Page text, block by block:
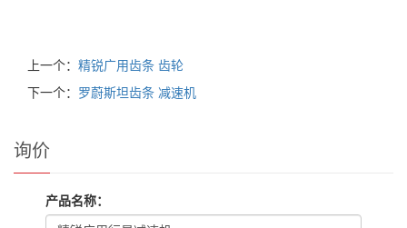
上一个： 精锐广用齿条 齿轮
下一个： 罗蔚斯坦齿条 减速机
询价
产品名称：